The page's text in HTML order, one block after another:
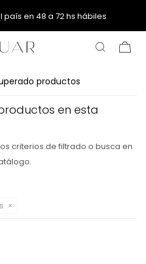
país en 48 a 72 hs hábiles
productos
en esta
criterios de filtrado o busca en